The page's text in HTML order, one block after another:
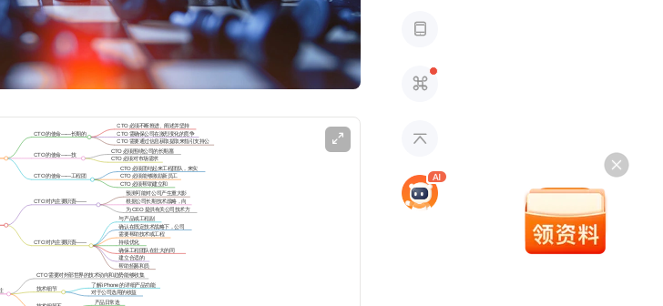
产品日常迭
对于公司选用的收益
及风险进行评估
了解 iPhone 的详细产品功能
以及技术规格
帮助招募和员
工留存工作
建立合适的
创新机制
确保工程团队在壮大的同
时，保持技术的一致性
持续优化
整个组织
需要帮助技术或工程
副总裁集思广义
确认在既定技术战略下，公司
技术资源投放的优先级
与产品或工程副
总裁密切合作
为 CEO 提供有关公司技术方
向的不同”选项“
根据公司长期技术战略，向
CEO 提供建议
预测可能对公司产生重大影
响的任何技术拐点
CTO 必须帮助建立和
维护工程文化
CTO 必须能够激励新员工
加入工程团队
CTO 必须团结起来工程团队，来实
现公司的长期技术目标
CTO 必须对市场需求
具有权威性
CTO 必须围绕公司的长期愿
景来激励内部人员
CTO 需要通过信息获取提取来指引支持公
司下一步发展的关键趋势
CTO 需确保公司在激烈变化的竞争
下持续提供最佳技术
CTO 必须不断推进、阐述并坚持
公司的技术战略方向
技术细节
CTO 需要对外部世界的技术动向和趋势能够收集
到足够的信息并进行分析整理
CTO 对内主要职责——
CTO 对内主要职责——
CTO 的使命——工程团
CTO 的使命——技
CTO 的使命——长期的 


